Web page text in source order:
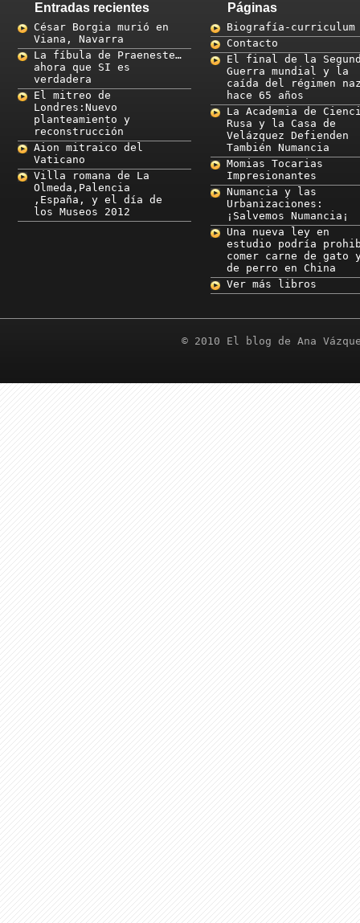
Entradas recientes
César Borgia murió en
Viana, Navarra
La fíbula de Praeneste…
ahora que SI es
verdadera
El mitreo de
Londres:Nuevo
planteamiento y
reconstrucción
Aion mitraico del
Vaticano
Villa romana de La
Olmeda,Palencia
,España, y el día de
los Museos 2012
Páginas
Biografía-curriculum
Contacto
El final de la
Guerra mundial y la
caída del régimen
hace 65 años
La Academia de
Rusa y la Casa de
Velázquez Defienden
También Numancia
Momias Tocarias
Impresionantes
Numancia y las
Urbanizaciones:
¡Salvemos Numancia¡
Una nueva ley en
estudio podría
comer carne de gato
de perro en China
Ver más libros
© 2010 El blog de Ana